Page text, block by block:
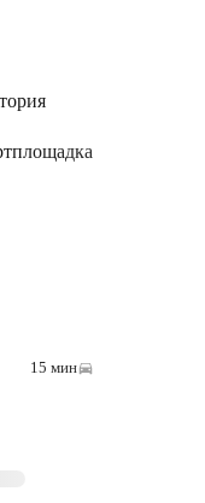
кухней-
паркинг с
и
до 4,5 м на
15 мин